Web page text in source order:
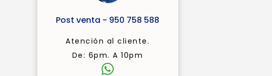
Post venta - 950 758 588
Atención al cliente.
De: 6pm. A 10pm